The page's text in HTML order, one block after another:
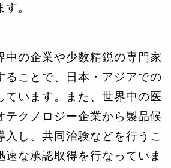
。
中の企業や少数精鋭の専門家
ることで、日本・アジアでの
ています。また、世界中の医
テクノロジー企業から製品候
入し、共同治験などを行うこ
速な承認取得を行なっていま